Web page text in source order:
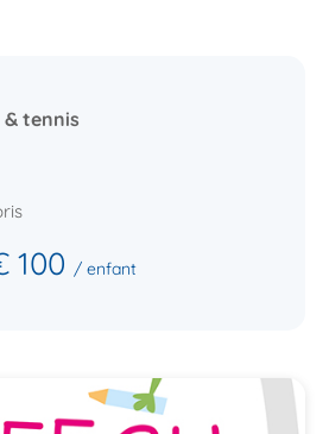
& tennis
100 / enfant